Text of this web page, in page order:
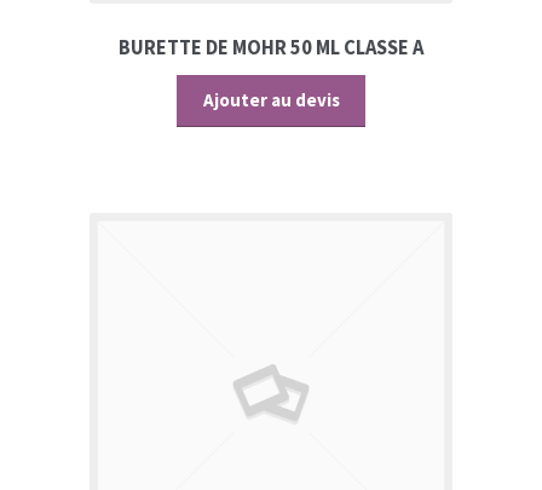
BURETTE DE MOHR 50 ML CLASSE A
Ajouter au devis